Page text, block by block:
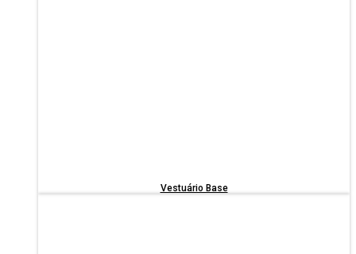
Vestuário Base